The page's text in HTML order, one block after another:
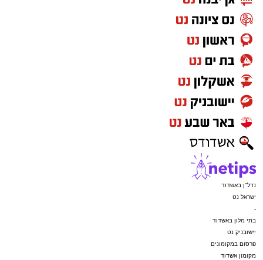
נדל"ן באשדוד
ישראל נט
-
בתי מלון באשדוד
יישובניק נט
פרסום במקומונים
מקומון אשדוד